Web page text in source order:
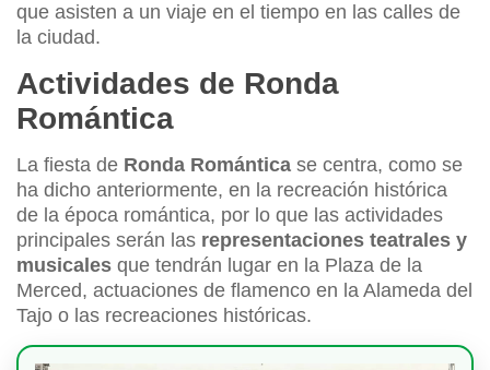
que asisten a un viaje en el tiempo en las calles de
la ciudad.
Actividades de Ronda
Romántica
La fiesta de Ronda Romántica se centra, como se
ha dicho anteriormente, en la recreación histórica
de la época romántica, por lo que las actividades
principales serán las representaciones teatrales y
musicales que tendrán lugar en la Plaza de la
Merced, actuaciones de flamenco en la Alameda del
Tajo o las recreaciones históricas.